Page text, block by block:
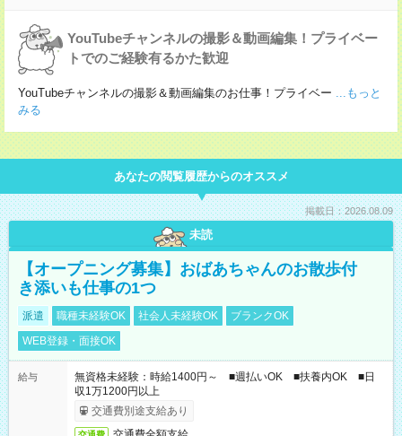
YouTubeチャンネルの撮影＆動画編集！プライベー
トでのご経験有るかた歓迎
YouTubeチャンネルの撮影＆動画編集のお仕事！プライベー ...もっと
みる
あなたの閲覧履歴からのオススメ
掲載日：2026.08.09
未読
【オープニング募集】おばあちゃんのお散歩付
き添いも仕事の1つ
派遣 職種未経験OK 社会人未経験OK
ブランクOK
WEB登録・面接OK
給与
無資格未経験：時給1400円～ ■週払いOK ■扶養内OK ■日
収1万1200円以上
交通費別途支給あり